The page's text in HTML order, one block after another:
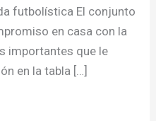
futbolística El conjunto
en casa con la
importantes que le
en la tabla […]